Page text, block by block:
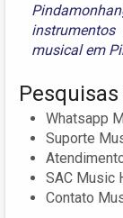
musical em
Whatsapp
Suporte
SAC Music
Contato